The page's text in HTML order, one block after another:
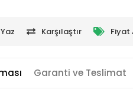
Karşılaştır Fiyat
Garanti ve Teslimat